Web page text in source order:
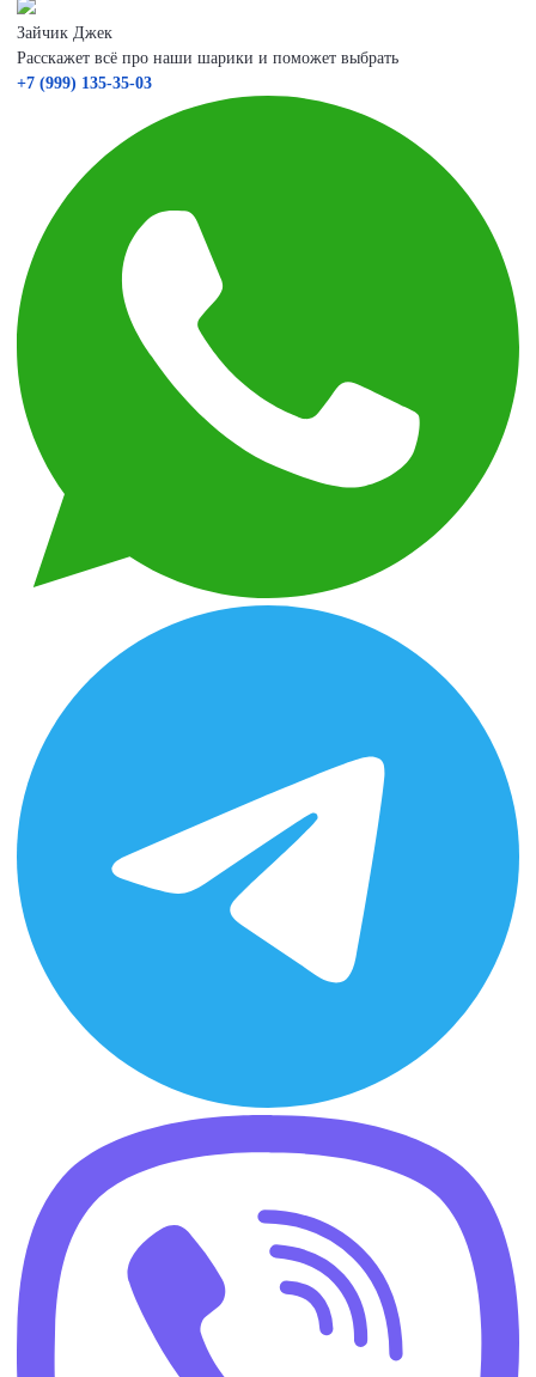
Зайчик Джек
Расскажет всё про наши шарики и поможет выбрать
+7 (999) 135-35-03